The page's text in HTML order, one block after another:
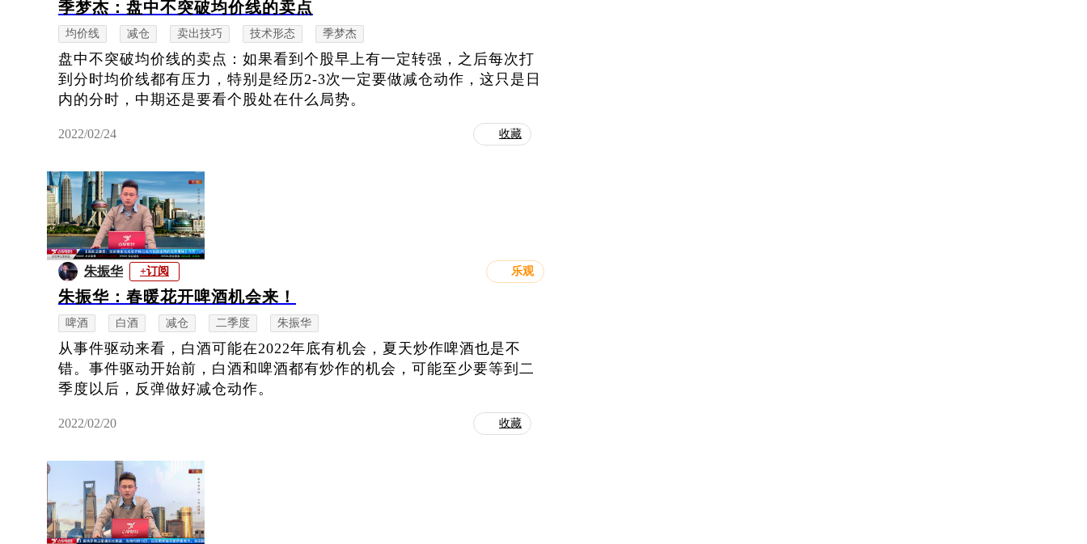
季梦杰：盘中不突破均价线的卖点
均价线 减仓 卖出技巧 技术形态 季梦杰
盘中不突破均价线的卖点：如果看到个股早上有一定转强，之后每次打
到分时均价线都有压力，特别是经历2-3次一定要做减仓动作，这只是日
内的分时，中期还是要看个股处在什么局势。
2022/02/24 收藏
朱振华 +订阅 乐观
朱振华：春暖花开啤酒机会来！
啤酒 白酒 减仓 二季度 朱振华
从事件驱动来看，白酒可能在2022年底有机会，夏天炒作啤酒也是不
错。事件驱动开始前，白酒和啤酒都有炒作的机会，可能至少要等到二
季度以后，反弹做好减仓动作。
2022/02/20 收藏